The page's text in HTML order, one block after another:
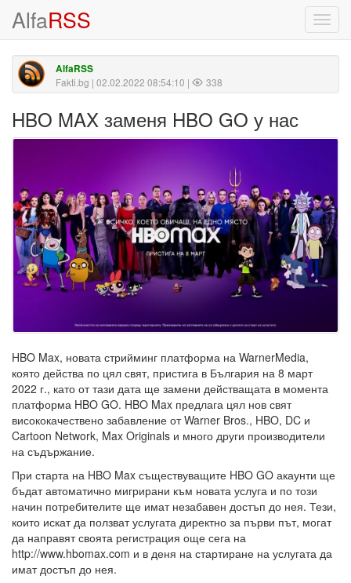
AlfaRSS
AlfaRSS
Fakti.bg | 02.02.2022 08:54:10 | 338
HBO MAX заменя HBO GO у нас
HBO Max, новата стрийминг платформа на WarnerMedia,
която действа по цял свят, пристига в България на 8 март
2022 г., като от тази дата ще замени действащата в момента
платформа HBO GO. HBO Max предлага цял нов свят
висококачествено забавление от Warner Bros., HBO, DC и
Cartoon Network, Max Originals и много други производители
на съдържание.
При старта на HBO Max съществуващите HBO GO акаунти ще
бъдат автоматично мигрирани към новата услуга и по този
начин потребителите ще имат незабавен достъп до нея. Тези,
които искат да ползват услугата директно за първи път, могат
да направят своята регистрация още сега на
http://www.hbomax.com и в деня на стартиране на услугата да
имат достъп до нея.